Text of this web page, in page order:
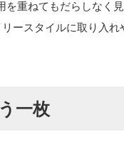
重ねてもだらしなく見
ースタイルに取り入れ
一枚